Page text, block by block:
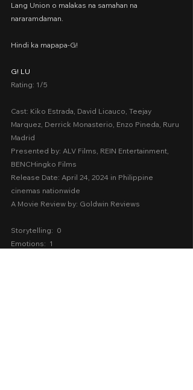
Lang Union o malakas na samahan na
nararamdaman.
Hindi ka mapapa-G!
G! LU
Rating: 1/5
Cast: Kiko Estrada, David Licauco, Teejay
Marquez, Derrick Monasterio, Enzo Pineda, Ruru
Madrid
Presented by: ALV Films, REIN Entertainment,
BENCHingko Films
Release Date: April 24, 2024 in Philippine
cinemas nationwide
A Movie Review by: Goldwin Reviews
Storytelling:  0
Emotions:  1